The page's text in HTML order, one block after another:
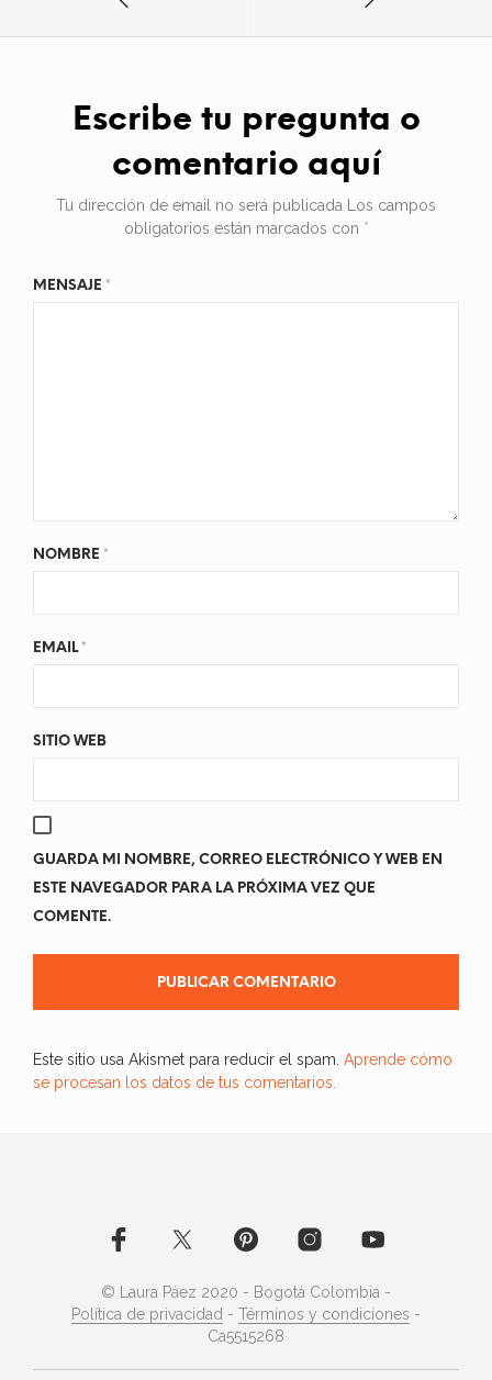
Escribe tu pregunta o
comentario aquí
Tu dirección de email no será publicada Los campos
obligatorios están marcados con *
MENSAJE *
NOMBRE *
EMAIL *
SITIO WEB
GUARDA MI NOMBRE, CORREO ELECTRÓNICO Y WEB EN
ESTE NAVEGADOR PARA LA PRÓXIMA VEZ QUE
COMENTE.
Este sitio usa Akismet para reducir el spam. Aprende cómo
se procesan los datos de tus comentarios.
© Laura Páez 2020 - Bogotá Colombia -
Política de privacidad - Términos y condiciones -
Ca5515268